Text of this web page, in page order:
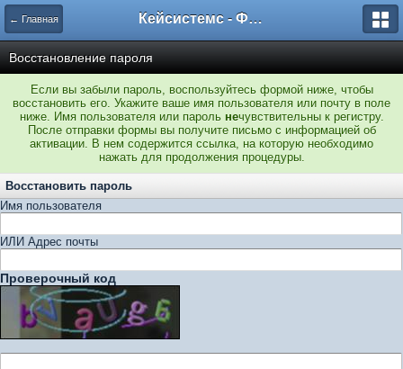
← Главная Кейсистемс - Форумы
Восстановление пароля
Если вы забыли пароль, воспользуйтесь формой ниже, чтобы
восстановить его. Укажите ваше имя пользователя или почту в поле
ниже. Имя пользователя или пароль нечувствительны к регистру.
После отправки формы вы получите письмо с информацией об
активации. В нем содержится ссылка, на которую необходимо
нажать для продолжения процедуры.
Восстановить пароль
Имя пользователя
ИЛИ Адрес почты
Проверочный код